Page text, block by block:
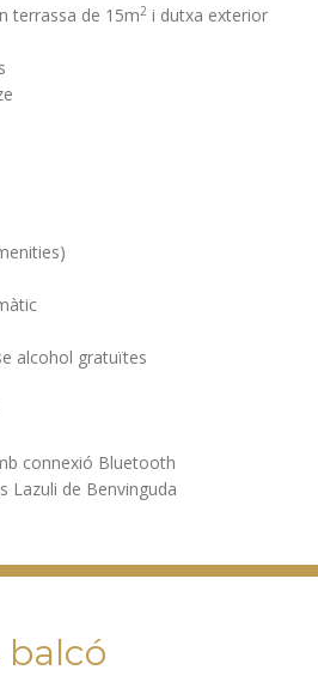
terrassa de 15m2 i dutxa exterior
alcohol gratuïtes
connexió Bluetooth
Lazuli de Benvinguda
balcó